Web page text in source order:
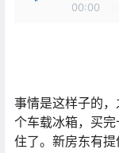
00:00
事情是这样子的
个车载冰箱，买
住了。新房东有提